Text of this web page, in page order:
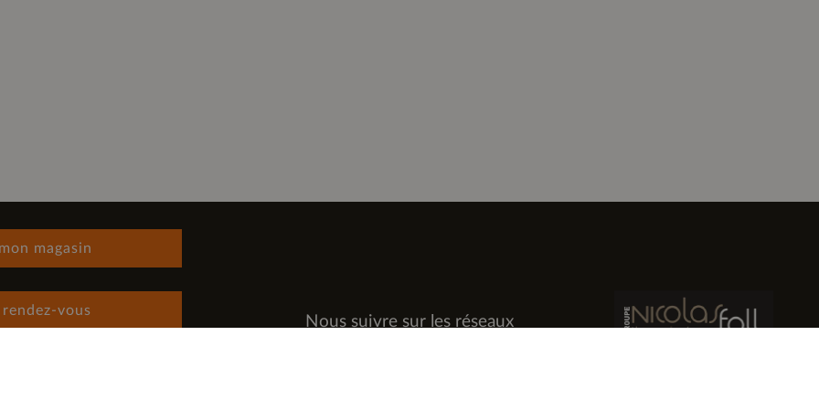
magasin
rendez-vous
Nous suivre sur les réseaux